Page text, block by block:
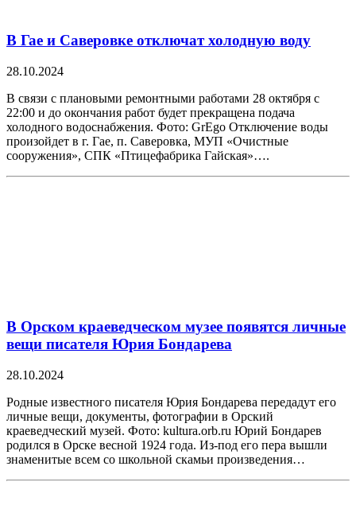
В Гае и Саверовке отключат холодную воду
28.10.2024
В связи с плановыми ремонтными работами 28 октября с
22:00 и до окончания работ будет прекращена подача
холодного водоснабжения. Фото: GrEgo Отключение воды
произойдет в г. Гае, п. Саверовка, МУП «Очистные
сооружения», СПК «Птицефабрика Гайская»….
В Орском краеведческом музее появятся личные
вещи писателя Юрия Бондарева
28.10.2024
Родные известного писателя Юрия Бондарева передадут его
личные вещи, документы, фотографии в Орский
краеведческий музей. Фото: kultura.orb.ru Юрий Бондарев
родился в Орске весной 1924 года. Из-под его пера вышли
знаменитые всем со школьной скамьи произведения…